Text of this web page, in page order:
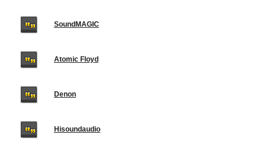
SoundMAGIC
Atomic Floyd
Denon
Hisoundaudio